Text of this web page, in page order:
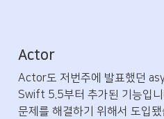
Actor
Actor도 저번주에 발표했던
Swift 5.5부터 추가된 기능입
문제를 해결하기 위해서 도입됐